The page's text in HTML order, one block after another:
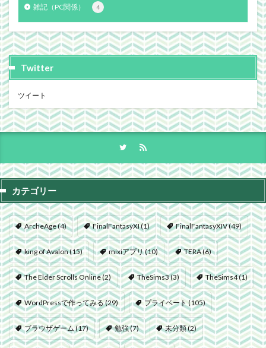
雑記（PC関係） 4
Twitter
ツイート
カテゴリー
ArcheAge(4) FinalFantasyXI(1) FinalFantasyXIV(49)
king of Avalon(15) mixiアプリ(10) TERA(6)
The Elder Scrolls Online(2) TheSims3(3) TheSims4(1)
WordPressで作ってみる(29) プライベート(105)
ブラウザゲーム(17) 勉強(7) 未分類(2)